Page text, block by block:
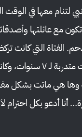
لتنام معها في الوقت
مع عائلتها
الفتاة التي كانت
حلمها، كانت متدربة
وها هي ماتت بشكل
أنا أدعو بكل احترام